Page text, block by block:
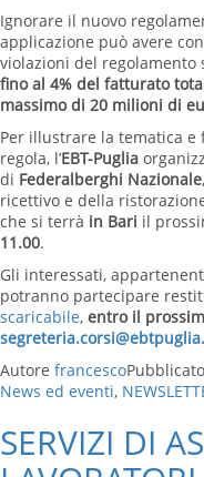
Ignorare il nuovo
applicazione può avere
violazioni del regolamento
fino al 4% del fatturato
massimo di 20 milioni di
Per illustrare la tematica
regola, l’EBT-Puglia
di Federalberghi Nazionale
ricettivo e della
che si terrà in Bari il
11.00.
Gli interessati,
potranno partecipare
scaricabile, entro il
Autore francesco
News ed eventi,
SERVIZI DI